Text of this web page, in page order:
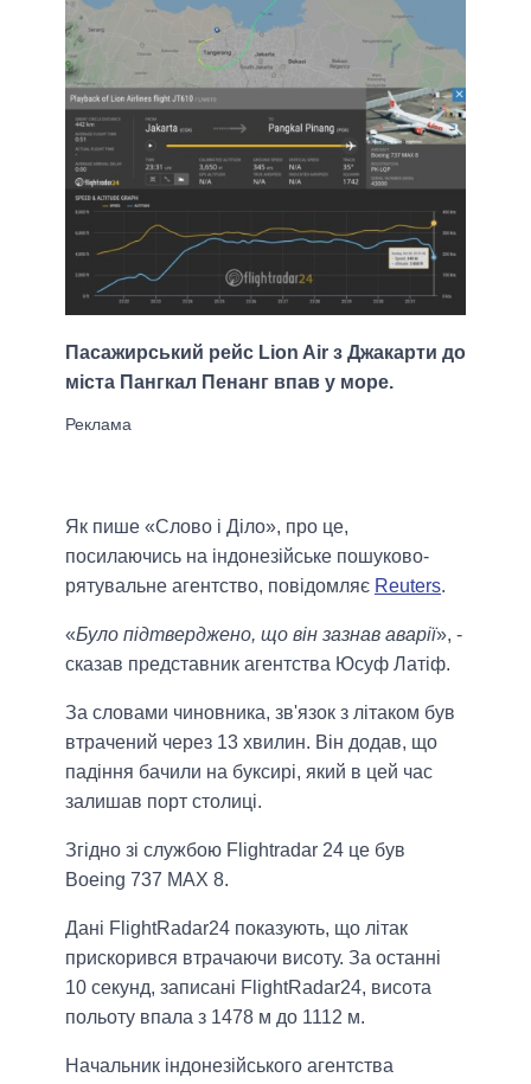
Пасажирський рейс Lion Air з Джакарти до
міста Пангкал Пенанг впав у море.
Як пише «Слово і Діло», про це,
посилаючись на індонезійське пошуково-
рятувальне агентство, повідомляє Reuters.
«Було підтверджено, що він зазнав аварії», -
сказав представник агентства Юсуф Латіф.
За словами чиновника, зв'язок з літаком був
втрачений через 13 хвилин. Він додав, що
падіння бачили на буксирі, який в цей час
залишав порт столиці.
Згідно зі службою Flightradar 24 це був
Boeing 737 MAX 8.
Дані FlightRadar24 показують, що літак
прискорився втрачаючи висоту. За останні
10 секунд, записані FlightRadar24, висота
польоту впала з 1478 м до 1112 м.
Начальник індонезійського агентства